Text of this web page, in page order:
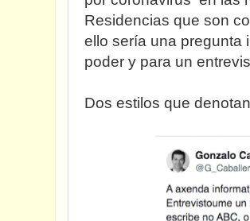
Residencias que son
ello sería una pregunta
poder y para un
Dos estilos que